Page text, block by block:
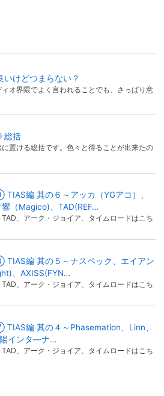
いけどつまらない？
オ界隈でよく言われることでも、さっぱり意
総括
置ける総括です。色々と得ることが出来たの
編 其の６～アッカ（YGアコ）、
（Magico)、TAD(REF…
、アーク・ジョイア、タイムロードはこち
編 其の５～ナスペック、エイアン
、AXISS(FYN…
、アーク・ジョイア、タイムロードはこち
編 其の４～Phasemation、Linn、
インタ―ナ…
、アーク・ジョイア、タイムロードはこち